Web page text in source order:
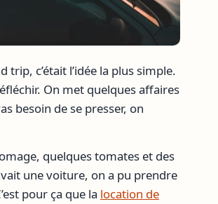
c’était l’idée la plus simple.
On met quelques affaires
besoin de se presser, on
quelques tomates et des
une voiture, on a pu prendre
pour ça que la location de